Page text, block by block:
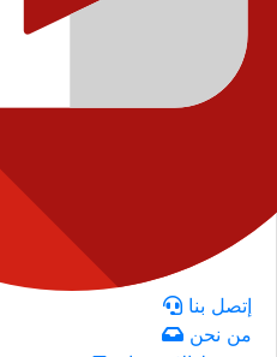
إتصل بنا
من نحن